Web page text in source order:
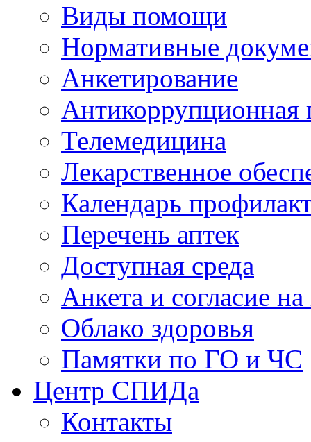
Виды помощи
Нормативные
Анкетирование
Антикоррупционная
Телемедицина
Лекарственное
Календарь
Перечень аптек
Доступная среда
Анкета и согласие
Облако здоровья
Памятки по ГО и ЧС
Центр СПИДа
Контакты